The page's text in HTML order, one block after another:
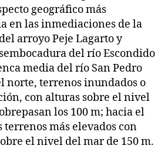
geográfico más
en las inmediaciones de la
arroyo Peje Lagarto y
del río Escondido
media del río San Pedro
norte, terrenos inundados o
con alturas sobre el nivel
los 100 m; hacia el
terrenos más elevados con
el nivel del mar de 150 m.